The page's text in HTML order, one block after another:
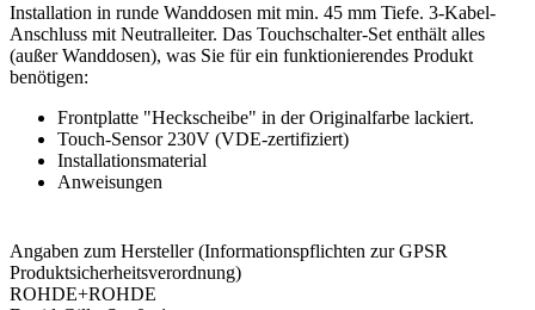
Installation in runde Wanddosen mit min. 45 mm Tiefe. 3-Kabel-
Anschluss mit Neutralleiter. Das Touchschalter-Set enthält alles
(außer Wanddosen), was Sie für ein funktionierendes Produkt
benötigen:
Frontplatte "Heckscheibe" in der Originalfarbe lackiert.
Touch-Sensor 230V (VDE-zertifiziert)
Installationsmaterial
Anweisungen
Angaben zum Hersteller (Informationspflichten zur GPSR
Produktsicherheitsverordnung)
ROHDE+ROHDE